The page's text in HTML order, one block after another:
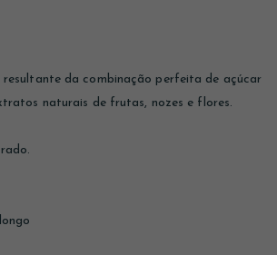
resultante da combinação perfeita de açúcar
naturais de frutas, nozes e flores.